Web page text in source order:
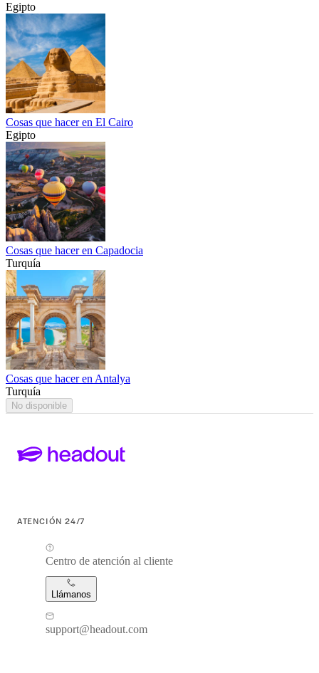
Egipto
Cosas que hacer en El Cairo
Egipto
Cosas que hacer en Capadocia
Turquía
Cosas que hacer en Antalya
Turquía
No disponible
ATENCIÓN 24/7
Centro de atención al cliente
Llámanos
support@headout.com